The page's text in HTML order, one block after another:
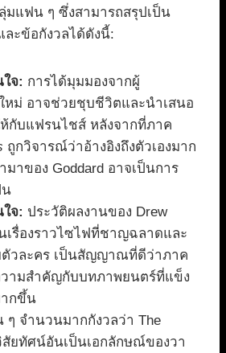
มแฟน ๆ ซึ่งสามารถสรุปเป็น
ะข้อกังวลได้ดังนี้:
จ: การได้มุมมองจากผู้
หม่ อาจช่วยชุบชีวิตและนำเสนอ
กับแฟรนไชส์ หลังจากที่ภาค
ถูกวิจารณ์ว่าอ้างอิงถึงตัวเองมาก
มาของ Goddard อาจเป็นการ
น
จ: ประวัติผลงานของ Drew
เรื่องราวไซไฟที่ชาญฉลาดและ
ตัวละคร เป็นสัญญาณที่ดีว่าภาค
ามสำคัญกับบทภาพยนตร์ที่แข็ง
กขึ้น
ๆ จำนวนมากกังวลว่า The
สัยทัศน์อันเป็นเอกลักษณ์ของวา